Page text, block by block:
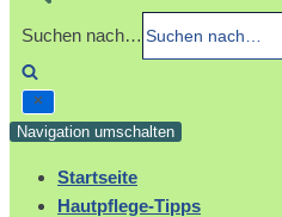
Suchen nach…
Navigation umschalten
Startseite
Hautpflege-Tipps